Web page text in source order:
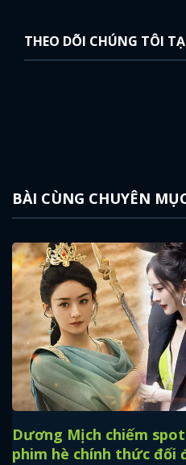
THEO DÕI CHÚNG TÔI
BÀI CÙNG CHUYÊN
Dương Mịch chiếm
phim hè chính thức đối